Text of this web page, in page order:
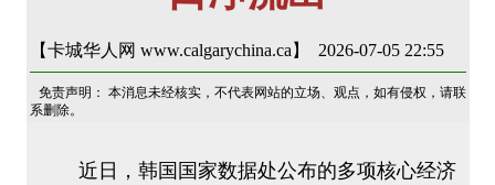
【卡城华人网 www.calgarychina.ca】 2026-07-05 22:55
免责声明： 本消息未经核实，不代表网站的立场、观点，如有侵权，请联
系删除。
近日，韩国国家数据处公布的多项核心经济